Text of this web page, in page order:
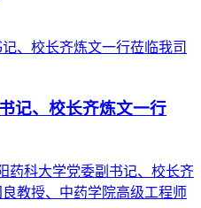
记、校长齐炼文一行
药科大学党委副书记、校长齐
教授、中药学院高级工程师